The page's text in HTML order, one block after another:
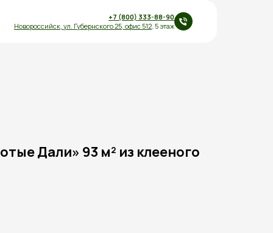
+7 (800) 333-88-90
Новороссийск, ул. Губернского 25, офис 512, 5 этаж
Дали» 93 м² из клееного